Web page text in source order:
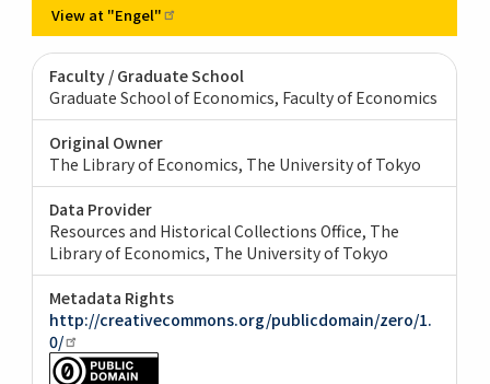
View at "Engel"
Faculty / Graduate School
Graduate School of Economics, Faculty of Economics
Original Owner
The Library of Economics, The University of Tokyo
Data Provider
Resources and Historical Collections Office, The
Library of Economics, The University of Tokyo
Metadata Rights
http://creativecommons.org/publicdomain/zero/1.
0/